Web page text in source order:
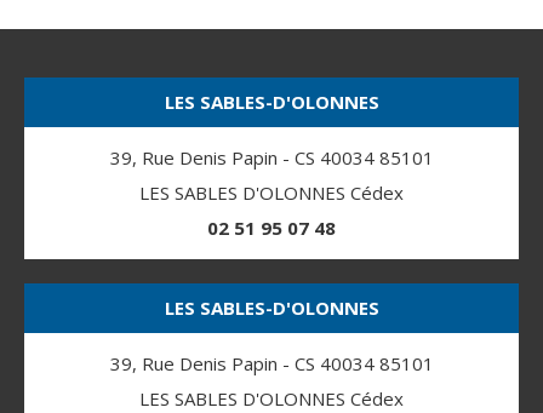
LES SABLES-D'OLONNES
39, Rue Denis Papin - CS 40034 85101
LES SABLES D'OLONNES Cédex
02 51 95 07 48
LES SABLES-D'OLONNES
39, Rue Denis Papin - CS 40034 85101
LES SABLES D'OLONNES Cédex